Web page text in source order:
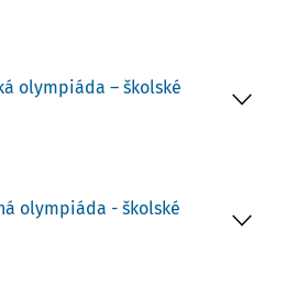
olympiáda – školské
olympiáda - školské